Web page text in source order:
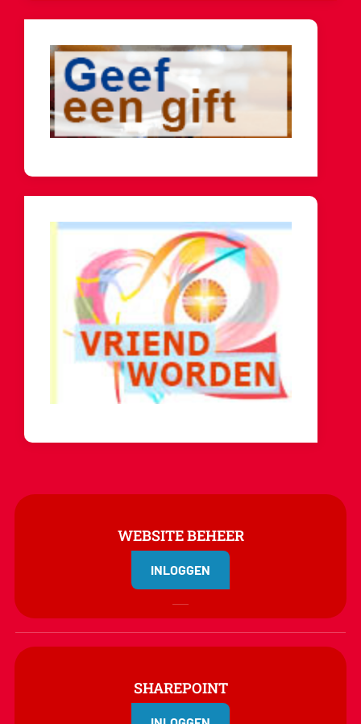
WEBSITE BEHEER
INLOGGEN
SHAREPOINT